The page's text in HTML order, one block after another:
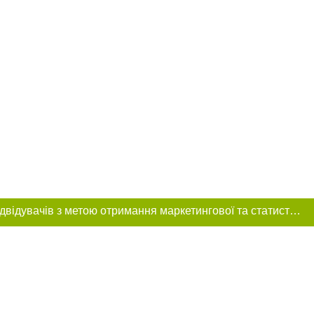
Цей сайт використовує «cookies». Також веб-сайт використовує інтернет-сервіс для збору технічних даних стосовно відвідувачів з метою отримання маркетингової та статистичної інформації. Умови обробки даних відвідувачів сайту див.